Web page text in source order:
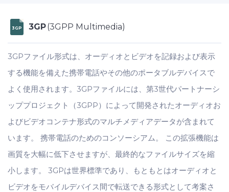
3GP 3GP(3GPP Multimedia)
3GPファイル形式は、オーディオとビデオを記録および表示
する機能を備えた携帯電話やその他のポータブルデバイスで
よく使用されます。3GPファイルには、第3世代パートナーシ
ッププロジェクト（3GPP）によって開発されたオーディオお
よびビデオコンテナ形式のマルチメディアデータが含まれて
います。 携帯電話のためのコンソーシアム。 この拡張機能は
画質を大幅に低下させますが、最終的なファイルサイズを縮
小します。 3GPは世界標準であり、もともとはオーディオと
ビデオをモバイルデバイス間で転送できる形式として考案さ